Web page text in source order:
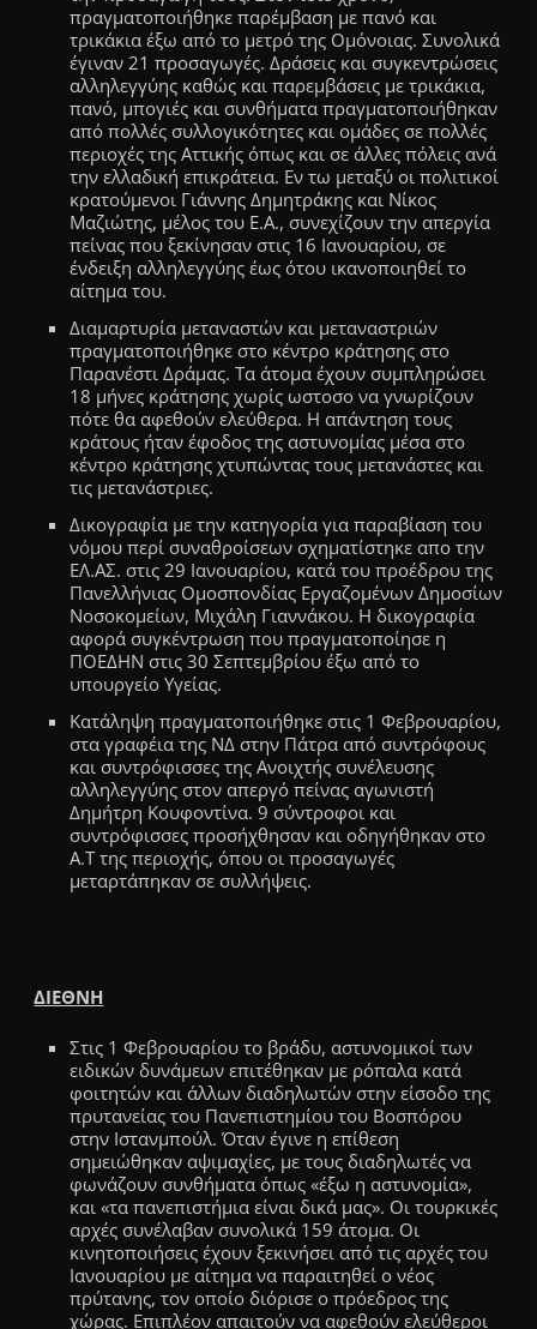
πραγματοποιήθηκε παρέμβαση με πανό και
τρικάκια έξω από το μετρό της Ομόνοιας. Συνολικά
έγιναν 21 προσαγωγές. Δράσεις και συγκεντρώσεις
αλληλεγγύης καθώς και παρεμβάσεις με τρικάκια,
πανό, μπογιές και συνθήματα πραγματοποιήθηκαν
από πολλές συλλογικότητες και ομάδες σε πολλές
περιοχές της Αττικής όπως και σε άλλες πόλεις ανά
την ελλαδική επικράτεια. Εν τω μεταξύ οι πολιτικοί
κρατούμενοι Γιάννης Δημητράκης και Νίκος
Μαζιώτης, μέλος του Ε.Α., συνεχίζουν την απεργία
πείνας που ξεκίνησαν στις 16 Ιανουαρίου, σε
ένδειξη αλληλεγγύης έως ότου ικανοποιηθεί το
αίτημα του.
Διαμαρτυρία μεταναστών και μεταναστριών
πραγματοποιήθηκε στο κέντρο κράτησης στο
Παρανέστι Δράμας. Τα άτομα έχουν συμπληρώσει
18 μήνες κράτησης χωρίς ωστοσο να γνωρίζουν
πότε θα αφεθούν ελεύθερα. Η απάντηση τους
κράτους ήταν έφοδος της αστυνομίας μέσα στο
κέντρο κράτησης χτυπώντας τους μετανάστες και
τις μετανάστριες.
Δικογραφία με την κατηγορία για παραβίαση του
νόμου περί συναθροίσεων σχηματίστηκε απο την
ΕΛ.ΑΣ. στις 29 Ιανουαρίου, κατά του προέδρου της
Πανελλήνιας Ομοσπονδίας Εργαζομένων Δημοσίων
Νοσοκομείων, Μιχάλη Γιαννάκου. Η δικογραφία
αφορά συγκέντρωση που πραγματοποίησε η
ΠΟΕΔΗΝ στις 30 Σεπτεμβρίου έξω από το
υπουργείο Υγείας.
Κατάληψη πραγματοποιήθηκε στις 1 Φεβρουαρίου,
στα γραφέια της ΝΔ στην Πάτρα από συντρόφους
και συντρόφισσες της Ανοιχτής συνέλευσης
αλληλεγγύης στον απεργό πείνας αγωνιστή
Δημήτρη Κουφοντίνα. 9 σύντροφοι και
συντρόφισσες προσήχθησαν και οδηγήθηκαν στο
Α.Ττης περιοχής, όπου οι προσαγωγές
μεταρτάπηκαν σε συλλήψεις.
ΔΙΕΘΝΗ
Στις 1 Φεβρουαρίου το βράδυ, αστυνομικοί των
ειδικών δυνάμεων επιτέθηκαν με ρόπαλα κατά
φοιτητών και άλλων διαδηλωτών στην είσοδο της
πρυτανείας του Πανεπιστημίου του Βοσπόρου
στην Ιστανμπούλ. Όταν έγινε η επίθεση
σημειώθηκαν αψιμαχίες, με τους διαδηλωτές να
φωνάζουν συνθήματα όπως «έξω η αστυνομία»,
και «τα πανεπιστήμια είναι δικά μας». Οι τουρκικές
αρχέςσυνέλαβαν συνολικά 159 άτομα. Οι
κινητοποιήσεις έχουν ξεκινήσει από τις αρχές του
Ιανουαρίου με αίτημα να παραιτηθεί ο νέος
πρύτανης, τον οποίο διόρισε ο πρόεδρος της
χώρας. Επιπλέον απαιτούν να αφεθούν ελεύθεροι